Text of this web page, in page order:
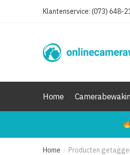
Klantenservice: (073) 648-
Home
Home / Producten